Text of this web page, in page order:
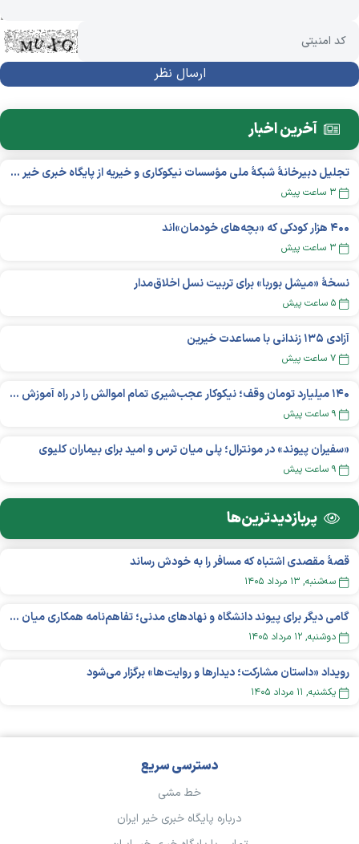
آخرین اخبار
تجلیل دبیرخانۀ شبکۀ ملی مؤسسات نیکوکاری و خیریه از پایگاه خبری خیر ایران
۳ ساعت پیش
۴۰۰ هزار کودکی که «بچه‌های خودمان»‌اند
۳ ساعت پیش
نسخهٔ «میشل بوربا» برای تربیت نسل اخلاق‌مدار
۵ ساعت پیش
آزادی ۱۳۵ زندانی با مساعدت خیرین
۷ ساعت پیش
۱۴۰ میلیارد تومان وقف؛ نیکوکار عجب‌شیری تمام اموالش را در راه آموزش بخشید
۹ ساعت پیش
«سفیران پیوند» در مونترال؛ پلی میان ترس و امید برای بیماران کلیوی
۹ ساعت پیش
پربازدید‌ترین‌ها
قصهٔ مقصدی اشتباه که مسافر را به خودش رساند
سه‌شنبه, ۱۳ مرداد ۱۴۰۵
گامی دیگر برای پیوند دانشگاه و نهادهای مدنی؛ تفاهم‌نامه همکاری میان «شبکه ملی» و «دانشگاه هنر ایران» منعقد شد
دوشنبه, ۱۲ مرداد ۱۴۰۵
رویداد «داستان مشارکت؛ دیدار‌ها و روایت‌ها» برگزار می‌شود
يکشنبه, ۱۱ مرداد ۱۴۰۵
دسترسی سریع
خط مشی
درباره پایگاه خبری خیر ایران